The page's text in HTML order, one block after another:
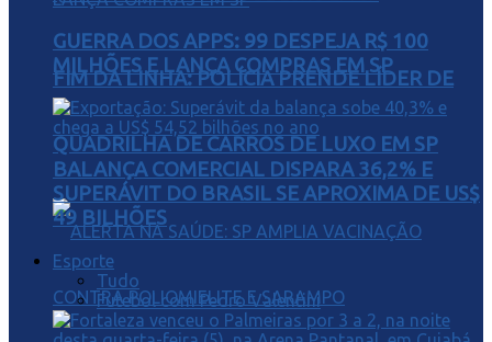
FIM DA LINHA: POLÍCIA PRENDE LÍDER DE
QUADRILHA DE CARROS DE LUXO EM SP
GUERRA DOS APPS: 99 DESPEJA R$ 100
MILHÕES E LANÇA COMPRAS EM SP
BALANÇA COMERCIAL DISPARA 36,2% E
SUPERÁVIT DO BRASIL SE APROXIMA DE US$
49 BILHÕES
Esporte
Tudo
Futebol com Pedro Valentini